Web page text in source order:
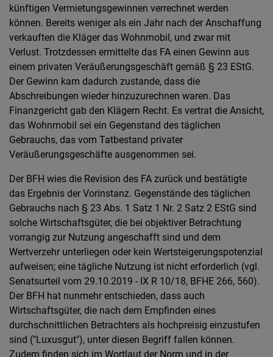
künftigen Vermietungsgewinnen verrechnet werden
können. Bereits weniger als ein Jahr nach der Anschaffung
verkauften die Kläger das Wohnmobil, und zwar mit
Verlust. Trotzdessen ermittelte das FA einen Gewinn aus
einem privaten Veräußerungsgeschäft gemäß § 23 EStG.
Der Gewinn kam dadurch zustande, dass die
Abschreibungen wieder hinzuzurechnen waren. Das
Finanzgericht gab den Klägern Recht. Es vertrat die Ansicht,
das Wohnmobil sei ein Gegenstand des täglichen
Gebrauchs, das vom Tatbestand privater
Veräußerungsgeschäfte ausgenommen sei.
Der BFH wies die Revision des FA zurück und bestätigte
das Ergebnis der Vorinstanz. Gegenstände des täglichen
Gebrauchs nach § 23 Abs. 1 Satz 1 Nr. 2 Satz 2 EStG sind
solche Wirtschaftsgüter, die bei objektiver Betrachtung
vorrangig zur Nutzung angeschafft sind und dem
Wertverzehr unterliegen oder kein Wertsteigerungspotenzial
aufweisen; eine tägliche Nutzung ist nicht erforderlich (vgl.
Senatsurteil vom 29.10.2019 - IX R 10/18, BFHE 266, 560).
Der BFH hat nunmehr entschieden, dass auch
Wirtschaftsgüter, die nach dem Empfinden eines
durchschnittlichen Betrachters als hochpreisig einzustufen
sind ("Luxusgut"), unter diesen Begriff fallen können.
Zudem finden sich im Wortlaut der Norm und in der